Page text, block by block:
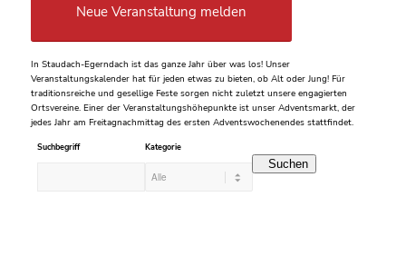
Neue Veranstaltung melden
In Staudach-Egerndach ist das ganze Jahr über was los! Unser
Veranstaltungskalender hat für jeden etwas zu bieten, ob Alt oder Jung! Für
traditionsreiche und gesellige Feste sorgen nicht zuletzt unsere engagierten
Ortsvereine. Einer der Veranstaltungshöhepunkte ist unser Adventsmarkt, der
jedes Jahr am Freitagnachmittag des ersten Adventswochenendes stattfindet.
Suchbegriff Kategorie
Suchen